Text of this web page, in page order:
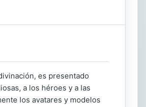
es presentado
a los héroes y a las
los avatares y modelos